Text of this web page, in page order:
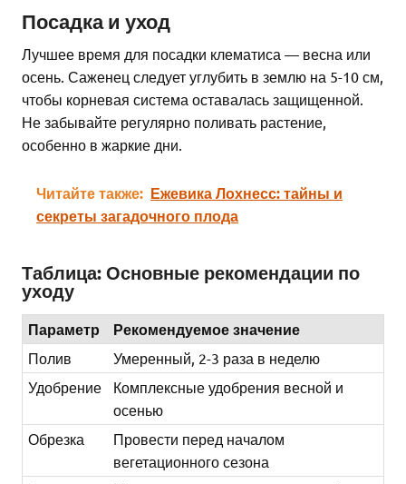
Посадка и уход
Лучшее время для посадки клематиса — весна или
осень. Саженец следует углубить в землю на 5-10 см,
чтобы корневая система оставалась защищенной.
Не забывайте регулярно поливать растение,
особенно в жаркие дни.
Читайте также: Ежевика Лохнесс: тайны и
секреты загадочного плода
Таблица: Основные рекомендации по
уходу
Параметр Рекомендуемое значение
Полив
Умеренный, 2-3 раза в неделю
Удобрение
Комплексные удобрения весной и
осенью
Обрезка
Провести перед началом
вегетационного сезона